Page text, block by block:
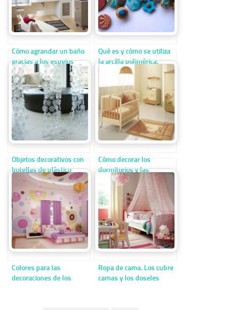
Cómo agrandar un baño
gracias a los espejos
Qué es y cómo se utiliza
la arcilla polimérica.
Objetos decorativos con
botellas de plástico
Cómo decorar los
dormitorios y las
habitaciones de los
niños
Colores para las
decoraciones de los
Ropa de cama. Los cubre
camas y los doseles